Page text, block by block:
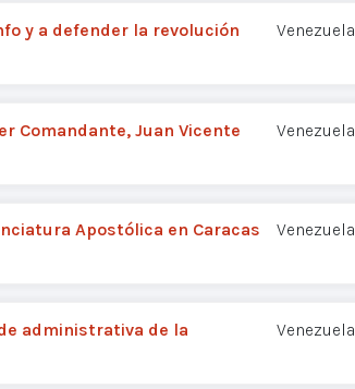
y a defender la revolución
Venezuela
Comandante, Juan Vicente
Venezuela
Apostólica en Caracas Venezuela
administrativa de la
Venezuela